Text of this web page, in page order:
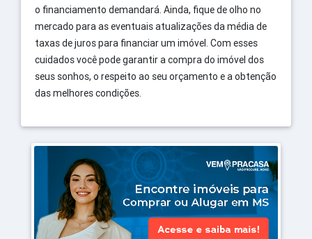
o financiamento demandará. Ainda, fique de olho no
mercado para as eventuais atualizações da média de
taxas de juros para financiar um imóvel. Com esses
cuidados você pode garantir a compra do imóvel dos
seus sonhos, o respeito ao seu orçamento e a obtenção
das melhores condições.